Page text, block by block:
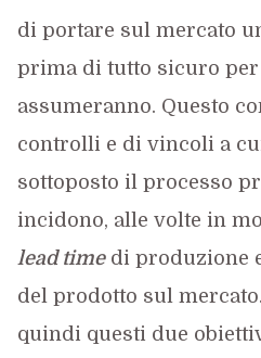
di portare sul mercato
prima di tutto sicuro
assumeranno. Questo
controlli e di vincoli a
sottoposto il processo
incidono, alle volte in
lead timedi produzione
del prodotto sul
quindi questi due